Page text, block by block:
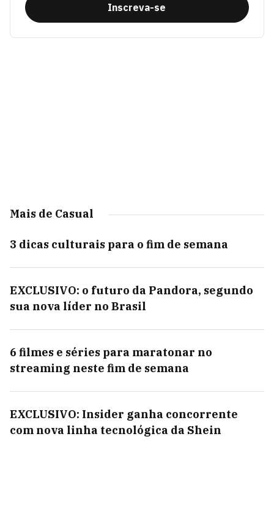
Inscreva-se
Mais de Casual
3 dicas culturais para o fim de semana
EXCLUSIVO: o futuro da Pandora, segundo
sua nova líder no Brasil
6 filmes e séries para maratonar no
streaming neste fim de semana
EXCLUSIVO: Insider ganha concorrente
com nova linha tecnológica da Shein